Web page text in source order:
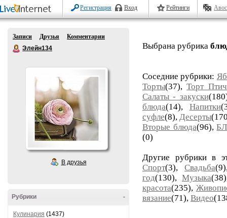
Регистрация Вход Рейтинги
Записи Друзья
Комментарии
Элейн134
В друзья
-
Рубрики
Кулинария (1437)
Выбрана рубрика
Соседние рубрики:
Торты(37),Торт
Салаты - закуски
блюда(14), Напитки
суфле(8),Десерты
Вторые блюда(96),
(0)
Другие рубрики в
Спорт(3), Свадьба
год(130), Музыка
красота(235),
вязание(71), Видео